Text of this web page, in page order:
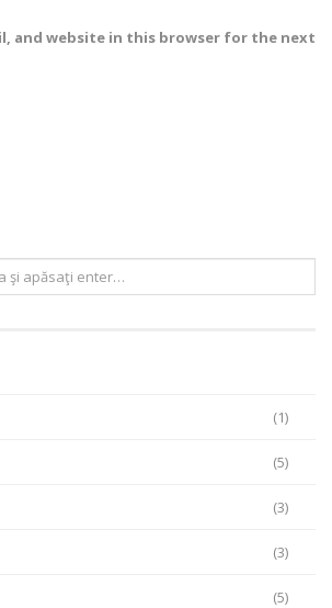
and website in this browser for the next
(1)
(5)
(3)
(3)
(5)